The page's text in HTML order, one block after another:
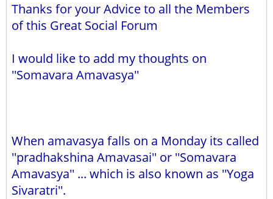
Thanks for your Advice to all the Members
of this Great Social Forum
I would like to add my thoughts on
''Somavara Amavasya''
When amavasya falls on a Monday its called
''pradhakshina Amavasai'' or ''Somavara
Amavasya'' ... which is also known as ''Yoga
Sivaratri''.